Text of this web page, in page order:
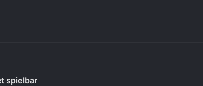
spielbar